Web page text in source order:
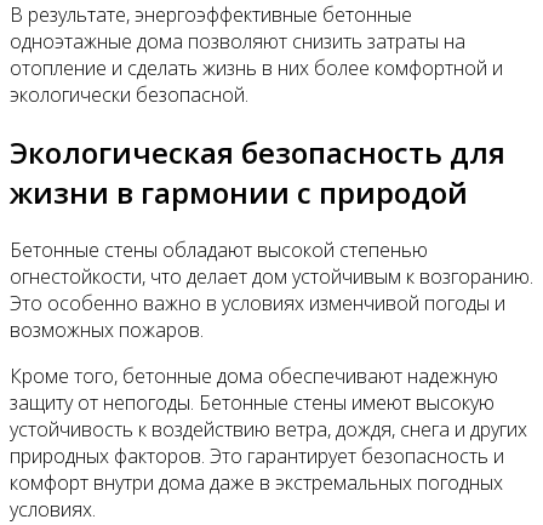
В результате, энергоэффективные бетонные
одноэтажные дома позволяют снизить затраты на
отопление и сделать жизнь в них более комфортной и
экологически безопасной.
Экологическая безопасность для
жизни в гармонии с природой
Бетонные стены обладают высокой степенью
огнестойкости, что делает дом устойчивым к возгоранию.
Это особенно важно в условиях изменчивой погоды и
возможных пожаров.
Кроме того, бетонные дома обеспечивают надежную
защиту от непогоды. Бетонные стены имеют высокую
устойчивость к воздействию ветра, дождя, снега и других
природных факторов. Это гарантирует безопасность и
комфорт внутри дома даже в экстремальных погодных
условиях.